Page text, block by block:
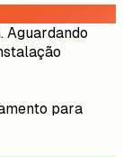
Aguardando
para